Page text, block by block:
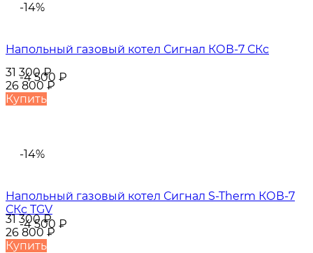
-14%
-4 500 ₽
Напольный газовый котел Сигнал КОВ-7 СКс
31 300₽
26 800₽
Купить
-14%
-4 500 ₽
Напольный газовый котел Сигнал S-Therm КОВ-7
СКс TGV
31 300₽
26 800₽
Купить